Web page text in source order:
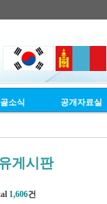
소식 공개자료실
게시판
1,606건